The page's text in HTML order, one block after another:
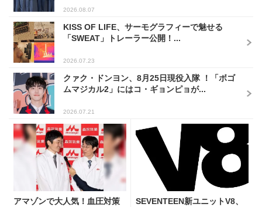
2026.08.07
KISS OF LIFE、サーモグラフィーで魅せる
「SWEAT」トレーラー公開！...
2026.07.23
クァク・ドンヨン、8月25日現役入隊 ！「ボゴ
ムマジカル2」にはコ・ギョンピョが...
2026.07.21
アマゾンで大人気！血圧対策
SEVENTEEN新ユニットV8、